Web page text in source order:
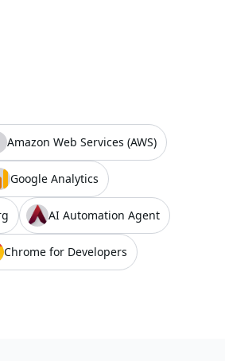
Amazon Web Services (AWS)
Google Analytics
AI Automation Agent
Chrome for Developers